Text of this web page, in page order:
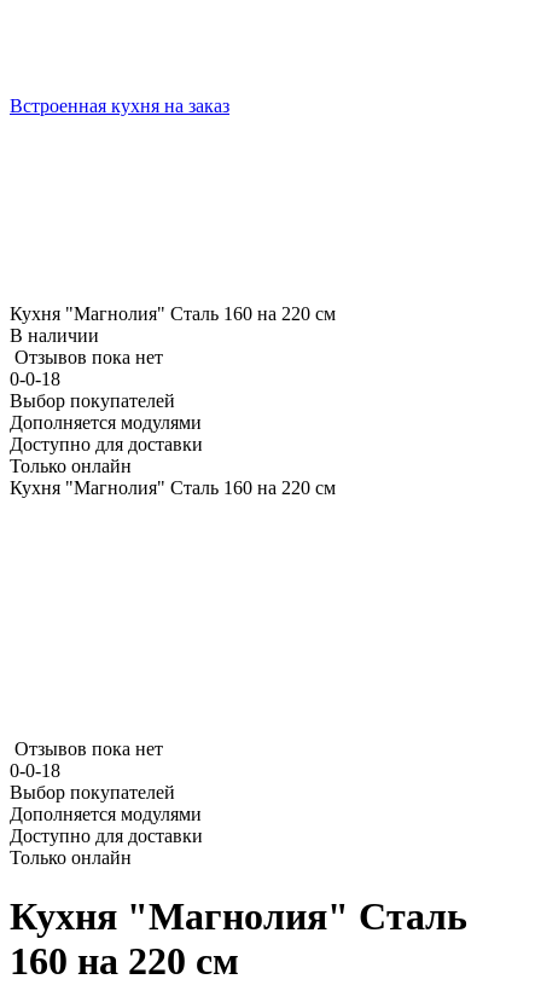
Встроенная кухня на заказ
Кухня "Магнолия" Сталь 160 на 220 см
В наличии
Отзывов пока нет
0-0-18
Выбор покупателей
Дополняется модулями
Доступно для доставки
Только онлайн
Кухня "Магнолия" Сталь 160 на 220 см
Отзывов пока нет
0-0-18
Выбор покупателей
Дополняется модулями
Доступно для доставки
Только онлайн
Кухня "Магнолия" Сталь
160 на 220 см